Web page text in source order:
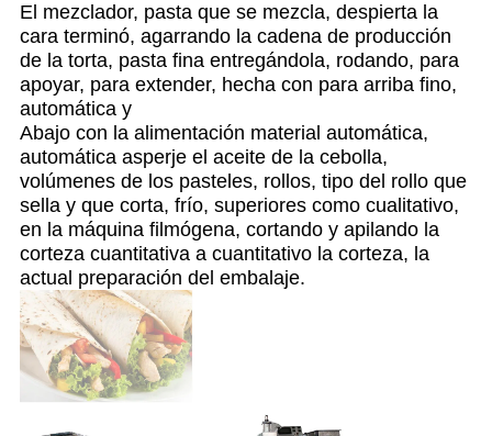
El mezclador, pasta que se mezcla, despierta la
cara terminó, agarrando la cadena de producción
de la torta, pasta fina entregándola, rodando, para
apoyar, para extender, hecha con para arriba fino,
automática y
Abajo con la alimentación material automática,
automática asperje el aceite de la cebolla,
volúmenes de los pasteles, rollos, tipo del rollo que
sella y que corta, frío, superiores como cualitativo,
en la máquina filmógena, cortando y apilando la
corteza cuantitativa a cuantitativo la corteza, la
actual preparación del embalaje.